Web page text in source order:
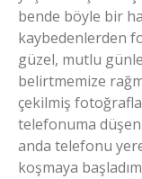
bende böyle bir
kaybedenlerden
güzel, mutlu
belirtmemize
çekilmiş
telefonuma
anda telefonu
koşmaya